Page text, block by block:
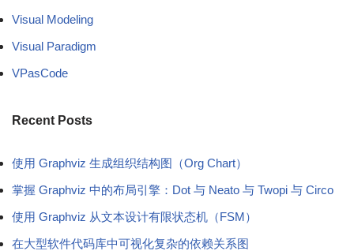
Visual Modeling
Visual Paradigm
VPasCode
Recent Posts
使用 Graphviz 生成组织结构图（Org Chart）
掌握 Graphviz 中的布局引擎：Dot 与 Neato 与 Twopi 与 Circo
使用 Graphviz 从文本设计有限状态机（FSM）
在大型软件代码库中可视化复杂的依赖关系图